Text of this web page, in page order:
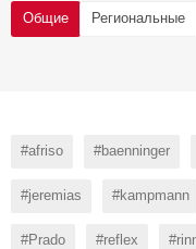
Общие Региональные
#afriso #baenninger
#jeremias #kampmann
#Prado #reflex